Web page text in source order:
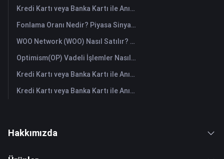
Kredi Kartı veya Banka Kartı ile Anında Space ID (ID) Satın Alın
Fonlama Oranı Nedir? Piyasa Sinyallerini ve Yaygın Yanlış Kullanımlarını Anlamak
WOO Network (WOO) Nasıl Satılır? | FameEX
Optimism(OP) Vadeli İşlemler Nasıl Yapılır: Yeni Başlayanlar İçin Kapsamlı Bir Rehber
Kredi Kartı veya Banka Kartı ile Anında Starknet (STRK) Satın Alın
Kredi Kartı veya Banka Kartı ile Anında The Graph (GRT) Satın Alın
Hakkımızda